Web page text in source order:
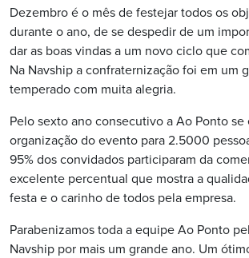
Dezembro é o mês de festejar todos os
durante o ano, de se despedir de um
dar as boas vindas a um novo ciclo que
Na Navship a confraternização foi em um
temperado com muita alegria.
Pelo sexto ano consecutivo a Ao Ponto se
organização do evento para 2.5000
95% dos convidados participaram da
excelente percentual que mostra a
festa e o carinho de todos pela empresa.
Parabenizamos toda a equipe Ao Ponto
Navship por mais um grande ano. Um